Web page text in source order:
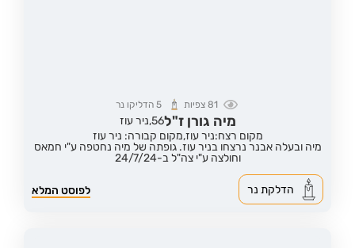
81 צפיות 5הדליקו נר
מיה גורן ז"ל56, ניר עוז
מקום רצח:ניר עוז,מקום קבורה: ניר עוז
מיה ובעלה אבנר נרצחו בניר עוז. גופתה של מיה נחטפה ע"י חמאס
וחולצה ע"י צה"ל ב-24/7/24
לפוסט המלא הדלקת נר